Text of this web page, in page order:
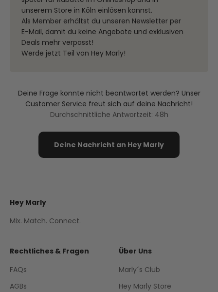
unserem Store in Köln einlösen kannst.
Als Member erhältst du unseren Newsletter per
E-Mail, damit du keine Angebote und exklusiven
Deals mehr verpasst!
Werde jetzt Teil von Hey Marly!
Deine Frage konnte nicht beantwortet werden? Unser
Customer Service freut sich auf deine Nachricht!
Durchschnittliche Antwortzeit: 48h
Deine Nachricht an Hey Marly
Hey Marly
Mix. Match. Connect.
Rechtliches & Fragen
FAQs
AGBs
Über Uns
Marly´s Club
Hey Marly Store